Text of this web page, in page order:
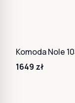
1649 zł